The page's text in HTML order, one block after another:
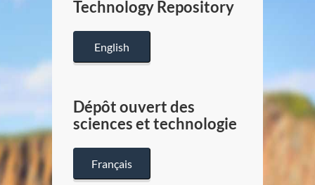
Canada
Technology Repository
English
Dépôt ouvert des
sciences et technologie
Français